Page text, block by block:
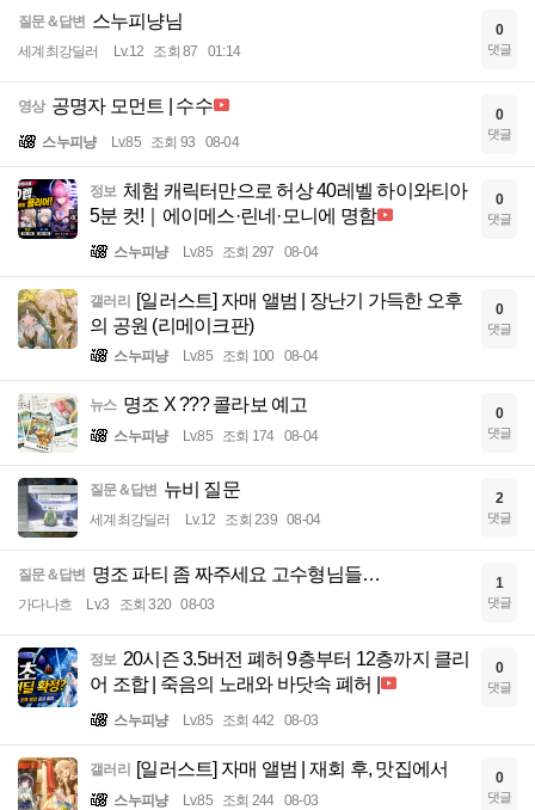
질문＆답변 스누피냥님
세계최강딜러 Lv.12 조회 87 01:14
0
댓글
영상 공명자 모먼트 | 수수
스누피냥 Lv.85 조회 93 08-04
0
댓글
정보 체험 캐릭터만으로 허상 40레벨 하이와티아
5분 컷!｜에이메스·린네·모니에 명함
스누피냥 Lv.85 조회 297 08-04
0
댓글
갤러리
[일러스트] 자매 앨범 | 장난기 가득한 오후
의 공원 (리메이크판)
스누피냥 Lv.85 조회 100 08-04
0
댓글
뉴스 명조 X ??? 콜라보 예고
스누피냥 Lv.85 조회 174 08-04
0
댓글
질문＆답변 뉴비 질문
세계최강딜러 Lv.12 조회 239 08-04
2
댓글
질문＆답변 명조 파티 좀 짜주세요 고수형님들…
가다나흐 Lv.3 조회 320 08-03
1
댓글
정보 20시즌 3.5버전 폐허 9층부터 12층까지 클리
어 조합 | 죽음의 노래와 바닷속 폐허 |
스누피냥 Lv.85 조회 442 08-03
0
댓글
갤러리 [일러스트] 자매 앨범 | 재회 후, 맛집에서
스누피냥 Lv.85 조회 244 08-03
0
댓글